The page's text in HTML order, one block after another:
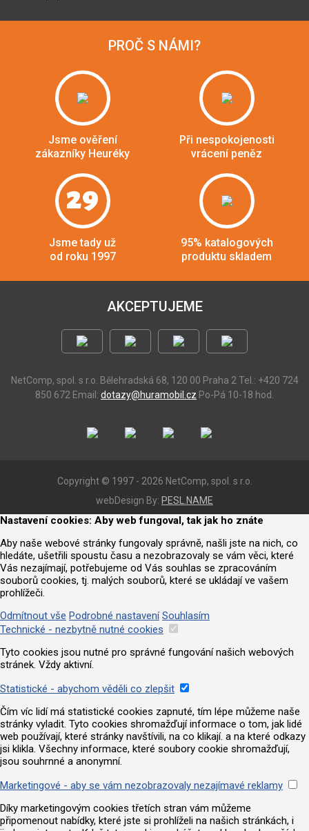
PROČ S NÁMI?
Jsme ověření
zákazníky Heuréky
Při nespokojenosti
vrácení peněz
29
Jsme tady už
od roku 1997
95% katalogových
produktu skladem
AKCEPTUJEME
NetComp, spol. s r.o. Bělehradská 68, 120 00 Praha 2 Tel.: +420 724
850 672 Email: dotazy@huramobil.cz Po-Pá 10-18 hod.
Copyright © 1997 - 2026 NetComp, spol. s r.o.
webDesign By: PESL.NAME
Nastavení cookies: Aby web fungoval, tak jak ho znáte
Aby naše webové stránky fungovaly správně, našli jste na nich, co
hledáte, ušetřili spoustu času a nezobrazovaly se vám věci, které
Vás nezajímají, potřebujeme od Vás souhlas se zpracováním
souborů cookies, tj. malých souborů, které se ukládají ve vašem
prohlížeči.
Odmítnout vše Podrobné nastavení Souhlasím
Technické - nezbytně nutné cookies
Tyto cookies jsou nutné pro správné fungování našich webových
stránek. Vždy aktivní.
Statistické - abychom věděli co zlepšit
Čím víc lidí má statistické cookies zapnuté, tím lépe můžeme naše
stránky vyladit. Tyto cookies shromažďují informace o tom, jak lidé
web používají, které stránky navštívili, na co klikají. a na které odkazy
jsi klikla. Všechny informace, které soubory cookie shromažďují,
jsou souhrnné a anonymní.
Marketingové - aby se vám nezobrazovaly nezajímavé reklamy
Díky marketingovým cookies třetích stran vám můžeme
připomenout nabídky, které jste si prohlíželi na našich stránkách, i